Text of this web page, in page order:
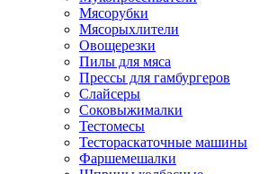
Мясорубки
Мясорыхлители
Овощерезки
Пилы для мяса
Прессы для гамбургеров
Слайсеры
Соковыжималки
Тестомесы
Тестораскаточные машины
Фаршемешалки